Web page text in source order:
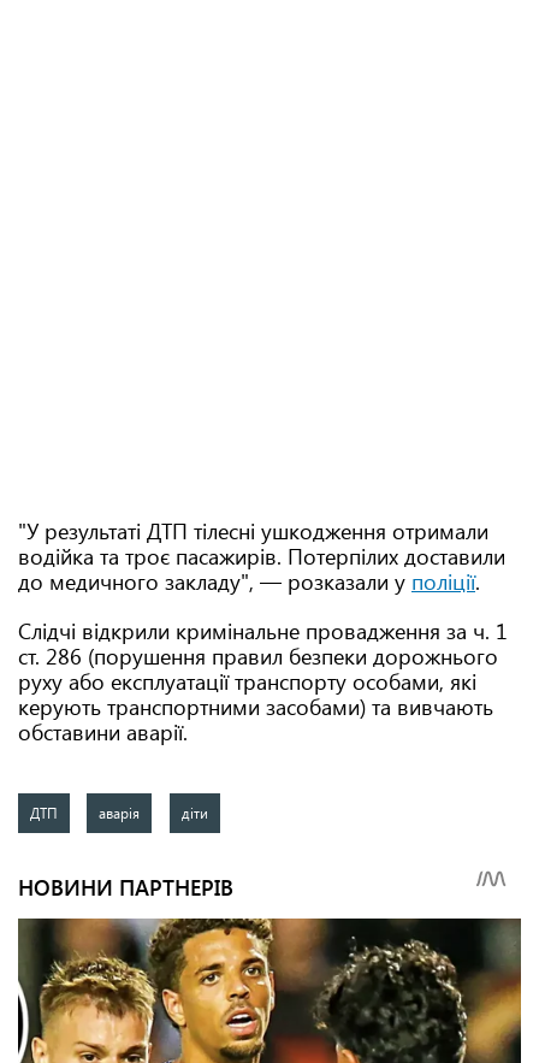
"У результаті ДТП тілесні ушкодження отримали
водійка та троє пасажирів. Потерпілих доставили
до медичного закладу", — розказали у поліції.
Слідчі відкрили кримінальне провадження за ч. 1
ст. 286 (порушення правил безпеки дорожнього
руху або експлуатації транспорту особами, які
керують транспортними засобами) та вивчають
обставини аварії.
ДТП аварія діти